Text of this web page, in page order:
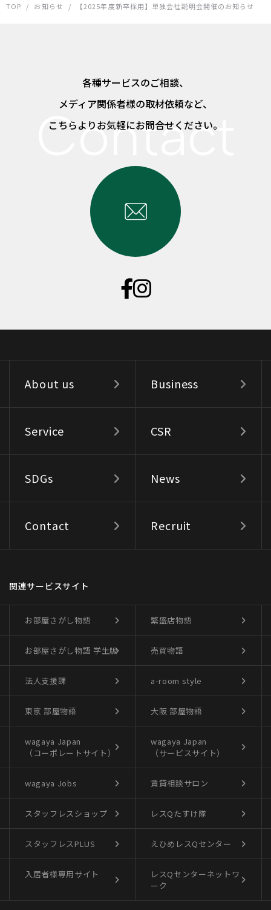
TOP / お知らせ / 【2025年度新卒採用】単独会社説明会開催のお知らせ
各種サービスのご相談、
メディア関係者様の取材依頼など、
こちらよりお気軽にお問合せください。
About us Business
Service CSR
SDGs News
Contact Recruit
関連サービスサイト
お部屋さがし物語 繁盛店物語
お部屋さがし物語 学生版 売買物語
法人支援課 a-room style
東京 部屋物語 大阪 部屋物語
wagaya Japan
（コーポレートサイト）
wagaya Japan
（サービスサイト）
wagaya Jobs 賃貸相談サロン
スタッフレスショップ レスQたすけ隊
スタッフレスPLUS えひめレスQセンター
入居者様専用サイト
レスQセンターネットワ
ーク